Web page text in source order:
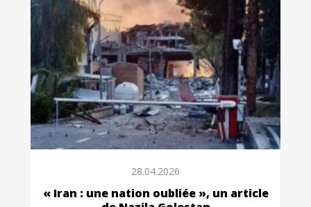
28.04.2026
« Iran : une nation oubliée », un article